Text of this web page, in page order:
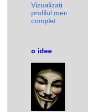
Vizualizați
profilul meu
complet
o idee